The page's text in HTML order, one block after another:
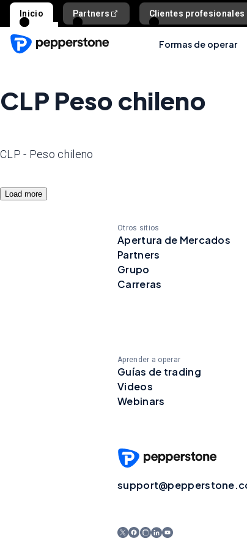
Inicio Partners Clientes profesionales
Formas de operar
CLP Peso chileno
CLP - Peso chileno
Load more
Otros sitios
Apertura de Mercados
Partners
Grupo
Carreras
Aprender a operar
Guías de trading
Videos
Webinars